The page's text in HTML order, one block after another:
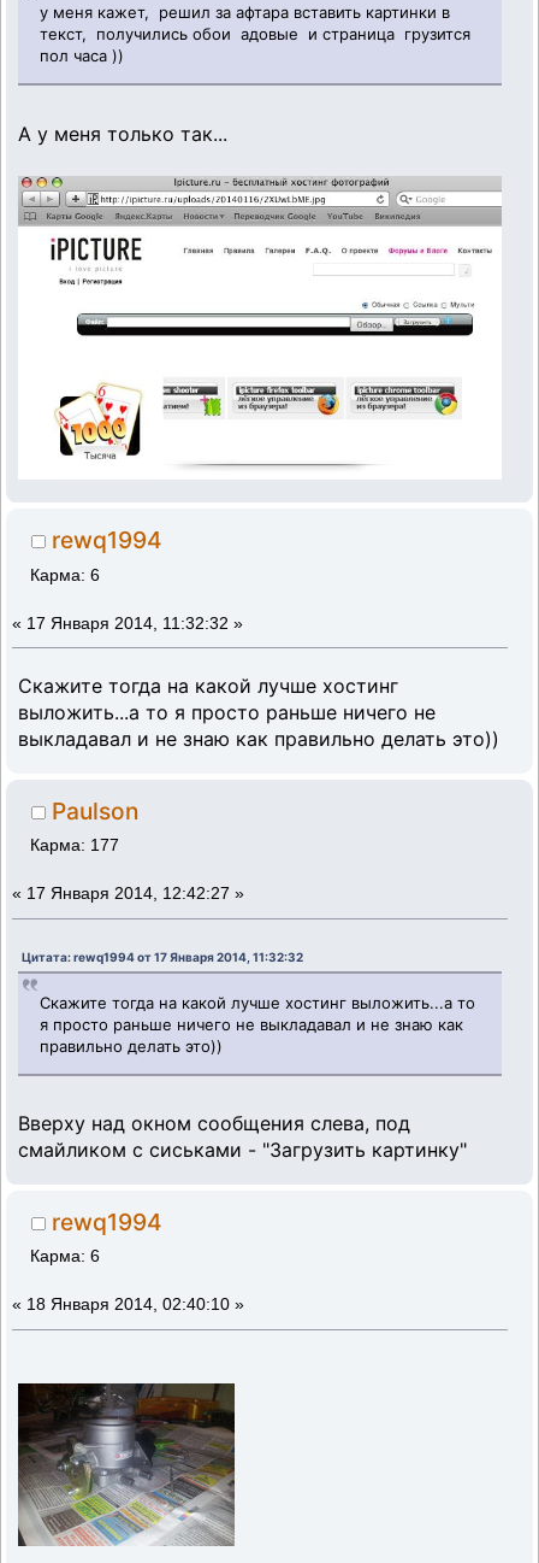
у меня кажет, решил за афтара вставить картинки в
текст, получились обои адовые и страница грузится
пол часа ))
А у меня только так...
rewq1994
Карма: 6
« 17 Января 2014, 11:32:32 »
Скажите тогда на какой лучше хостинг
выложить...а то я просто раньше ничего не
выкладавал и не знаю как правильно делать это))
Paulson
Карма: 177
« 17 Января 2014, 12:42:27 »
Цитата: rewq1994 от 17 Января 2014, 11:32:32
Скажите тогда на какой лучше хостинг выложить...а то
я просто раньше ничего не выкладавал и не знаю как
правильно делать это))
Вверху над окном сообщения слева, под
смайликом с сиськами - "Загрузить картинку"
rewq1994
Карма: 6
« 18 Января 2014, 02:40:10 »